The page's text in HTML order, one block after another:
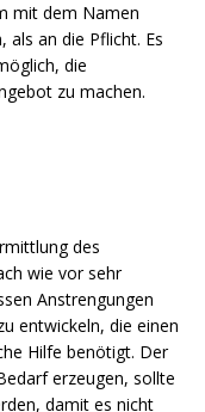
mit dem Namen
als an die Pflicht. Es
die
zu machen.
des
wie vor sehr
Anstrengungen
entwickeln, die einen
Hilfe benötigt. Der
erzeugen, sollte
damit es nicht